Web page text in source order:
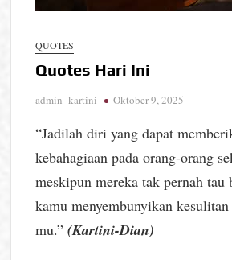
QUOTES
Quotes Hari Ini
admin_kartini Oktober 9, 2025
“Jadilah diri yang dapat
kebahagiaan pada orang-orang
meskipun mereka tak pernah tau
kamu menyembunyikan
mu.”(Kartini-Dian)